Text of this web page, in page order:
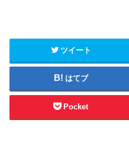
ツイート
はてブ
Pocket